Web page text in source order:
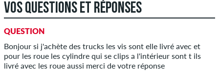
VOS QUESTIONS ET RÉPONSES
QUESTION
Bonjour si j'achète des trucks les vis sont elle livré avec et
pour les roue les cylindre qui se clips a l'intérieur sont t ils
livré avec les roue aussi merci de votre réponse